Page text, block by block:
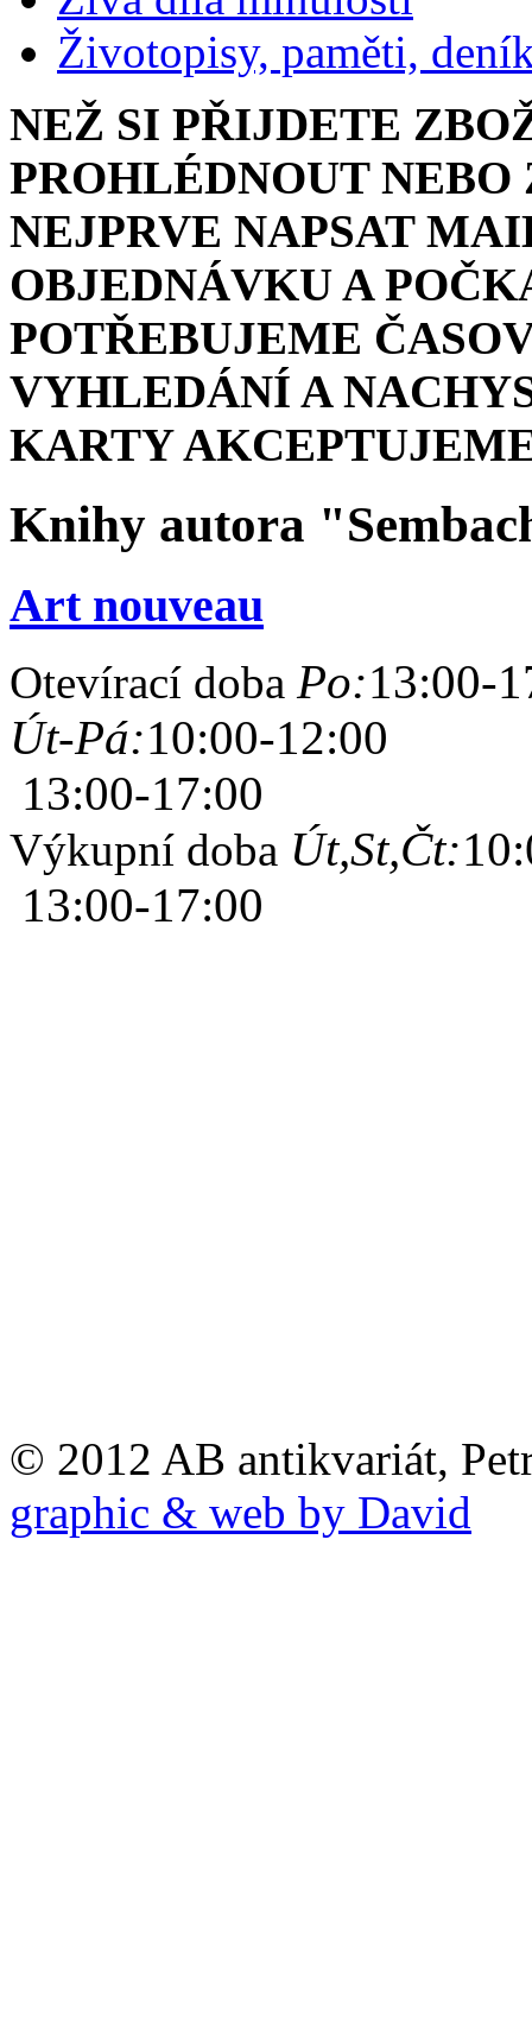
Životopisy, paměti,
NEŽ SI PŘIJDETE
PROHLÉDNOUT
NEJPRVE NAPSAT
OBJEDNÁVKU A
POTŘEBUJEME
VYHLEDÁNÍ A
KARTY
Knihy autora
Art nouveau
Otevírací doba Po:13:00-
Út-Pá:10:00-12:00
13:00-17:00
Výkupní doba Út,St,Čt:
13:00-17:00
© 2012 AB antikvariát,
graphic & web by David